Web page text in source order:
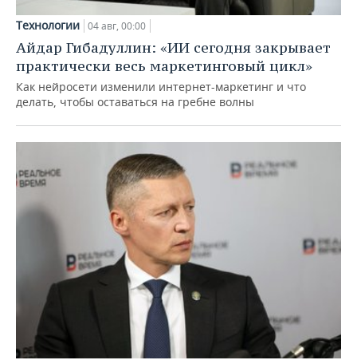
Технологии 04 авг, 00:00
Айдар Гибадуллин: «ИИ сегодня закрывает
практически весь маркетинговый цикл»
Как нейросети изменили интернет-маркетинг и что
делать, чтобы оставаться на гребне волны